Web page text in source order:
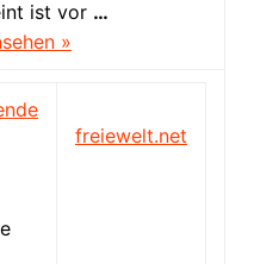
ist vor …
»
freiewelt.net